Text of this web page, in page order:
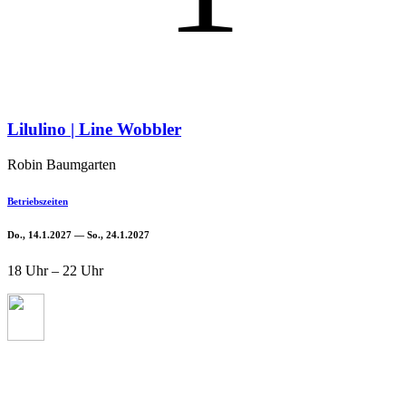
Lilulino | Line Wobbler
Robin Baumgarten
Betriebszeiten
Do., 14.1.2027 — So., 24.1.2027
18 Uhr – 22 Uhr